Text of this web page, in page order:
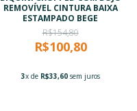
REMOVÍVEL CINTURA BAIXA
ESTAMPADO BEGE
R$154,80
R$100,80
3x de R$33,60sem juros